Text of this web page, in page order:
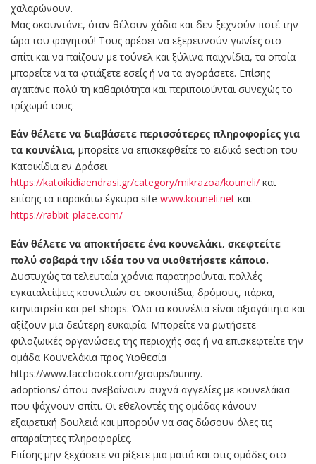
χαλαρώνουν.
Μας σκουντάνε, όταν θέλουν χάδια και δεν ξεχνούν ποτέ την
ώρα του φαγητού! Τους αρέσει να εξερευνούν γωνίες στο
σπίτι και να παίζουν με τούνελ και ξύλινα παιχνίδια, τα οποία
μπορείτε να τα φτιάξετε εσείς ή να τα αγοράσετε. Επίσης
αγαπάνε πολύ τη καθαριότητα και περιποιούνται συνεχώς το
τρίχωμά τους.
Εάν θέλετε να διαβάσετε περισσότερες πληροφορίες για
τα κουνέλια, μπορείτε να επισκεφθείτε το ειδικό section του
Κατοικίδια εν Δράσει
https://katoikidiaendrasi.gr/category/mikrazoa/kouneli/ και
επίσης τα παρακάτω έγκυρα site www.kouneli.net και
https://rabbit-place.com/
Εάν θέλετε να αποκτήσετε ένα κουνελάκι, σκεφτείτε
πολύ σοβαρά την ιδέα του να υιοθετήσετε κάποιο.
Δυστυχώς τα τελευταία χρόνια παρατηρούνται πολλές
εγκαταλείψεις κουνελιών σε σκουπίδια, δρόμους, πάρκα,
κτηνιατρεία και pet shops. Όλα τα κουνέλια είναι αξιαγάπητα και
αξίζουν μια δεύτερη ευκαιρία. Μπορείτε να ρωτήσετε
φιλοζωικές οργανώσεις της περιοχής σας ή να επισκεφτείτε την
ομάδα Κουνελάκια προς Υιοθεσία
https://www.facebook.com/groups/bunny.
adoptions/ όπου ανεβαίνουν συχνά αγγελίες με κουνελάκια
που ψάχνουν σπίτι. Οι εθελοντές της ομάδας κάνουν
εξαιρετική δουλειά και μπορούν να σας δώσουν όλες τις
απαραίτητες πληροφορίες.
Επίσης μην ξεχάσετε να ρίξετε μια ματιά και στις ομάδες στο